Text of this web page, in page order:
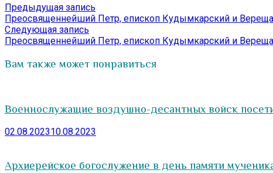
Навигация
по
записям
Предыдущая запись
запись:
Преосвященнейший Петр, епископ Кудымкарский и
Следующая запись
запись:
Преосвященнейший Петр, епископ Кудымкарский и
Вам также может понравиться
Военнослужащие воздушно-десантных войск
02.08.202310.08.2023
Архиерейское богослужение в день памяти